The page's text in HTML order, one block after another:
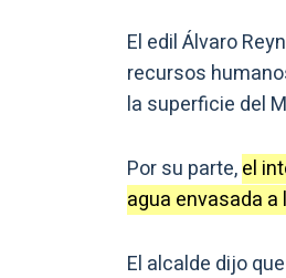
El edil Álvaro
recursos
la superficie del
Por su parte,el
agua envasada
El alcalde dijo